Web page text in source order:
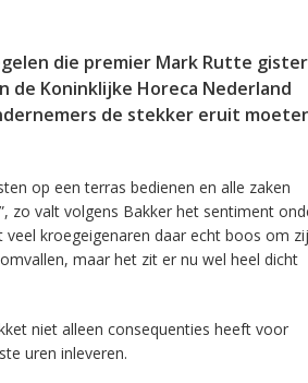
die premier Mark Rutte
Koninklijke Horeca Nederland
de stekker eruit
op een terras bedienen en alle zaken
zo valt volgens Bakker het sentiment
kroegeigenaren daar echt boos om
maar het zit er nu wel heel dicht
niet alleen consequenties heeft voor
uren inleveren.